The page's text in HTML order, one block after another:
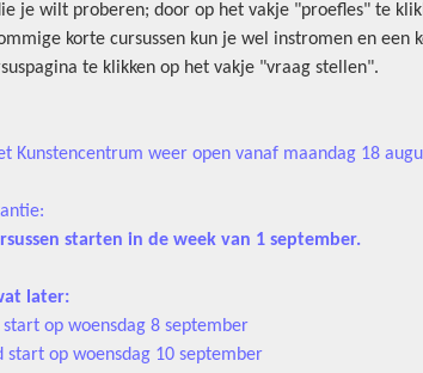
je wilt proberen; door op het vakje "proefles" te
korte cursussen kun je wel instromen en
te klikken op het vakje "vraag stellen".
Kunstencentrum weer open vanaf maandag 18
starten in de week van 1 september.
later:
op woensdag 8 september
start op woensdag 10 september